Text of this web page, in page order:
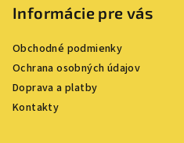
Informácie pre vás
Obchodné podmienky
Ochrana osobných údajov
Doprava a platby
Kontakty